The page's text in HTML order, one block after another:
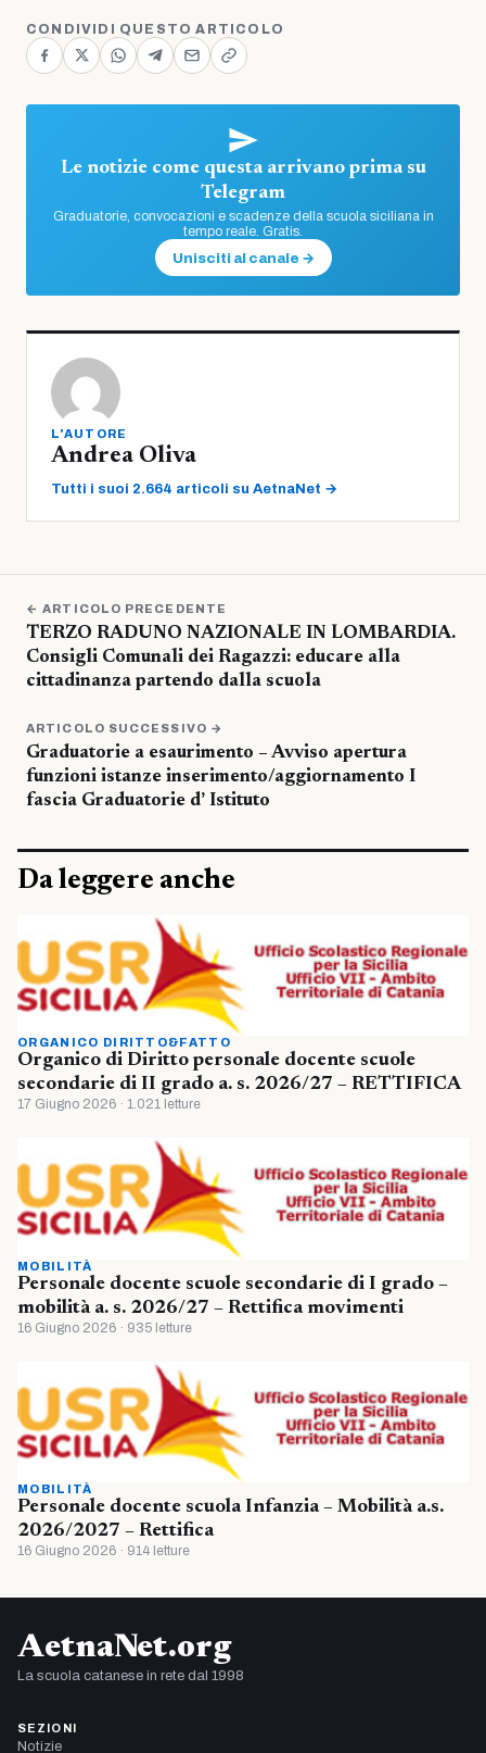
CONDIVIDI QUESTO ARTICOLO
Le notizie come questa arrivano prima su
Telegram
Graduatorie, convocazioni e scadenze della scuola siciliana in
tempo reale. Gratis.
Unisciti al canale →
L'AUTORE
Andrea Oliva
Tutti i suoi 2.664 articoli su AetnaNet →
← ARTICOLO PRECEDENTE
TERZO RADUNO NAZIONALE IN LOMBARDIA.
Consigli Comunali dei Ragazzi: educare alla
cittadinanza partendo dalla scuola
ARTICOLO SUCCESSIVO →
Graduatorie a esaurimento – Avviso apertura
funzioni istanze inserimento/aggiornamento I
fascia Graduatorie d’ Istituto
Da leggere anche
ORGANICO DIRITTO&FATTO
Organico di Diritto personale docente scuole
secondarie di II grado a. s. 2026/27 – RETTIFICA
17 Giugno 2026 · 1.021 letture
MOBILITÀ
Personale docente scuole secondarie di I grado –
mobilità a. s. 2026/27 – Rettifica movimenti
16 Giugno 2026 · 935 letture
MOBILITÀ
Personale docente scuola Infanzia – Mobilità a.s.
2026/2027 – Rettifica
16 Giugno 2026 · 914 letture
AetnaNet.org
La scuola catanese in rete dal 1998
SEZIONI
Notizie